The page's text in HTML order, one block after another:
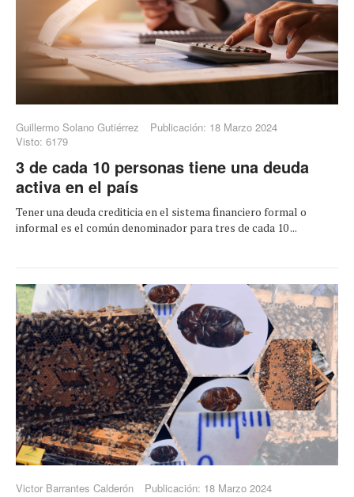
Guillermo Solano Gutiérrez
Publicación: 18 Marzo 2024
Visto: 6179
3 de cada 10 personas tiene una deuda
activa en el país
Tener una deuda crediticia en el sistema financiero formal o
informal es el común denominador para tres de cada 10 ...
Victor Barrantes Calderón
Publicación: 18 Marzo 2024